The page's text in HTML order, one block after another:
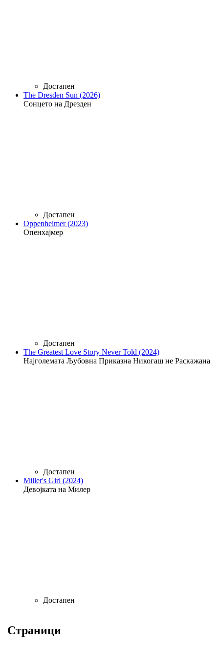
Достапен
The Dresden Sun (2026)
Сонцето на Дрезден
Достапен
Oppenheimer (2023)
Опенхајмер
Достапен
The Greatest Love Story Never Told (2024)
Најголемата Љубовна Приказна Никогаш не Раскажана
Достапен
Miller's Girl (2024)
Девојката на Милер
Достапен
Страници